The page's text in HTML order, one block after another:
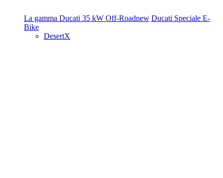
La gamma Ducati 35 kW Off-Roadnew Ducati Speciale E-
Bike
DesertX